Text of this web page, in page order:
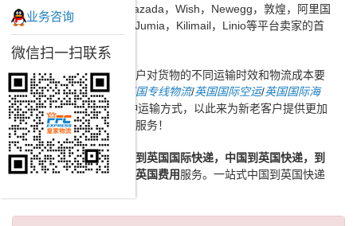
业，ebay，速卖通，Lazada，Wish，Newegg，敦煌，阿里国
际，亚马逊，Konga，Jumia，Kilimail，Linio等平台卖家的首
同时，为了方便广大客户对货物的不同运输时效和物流成本要
求，皇家物流特推出
英国专线物流/英国国际空运/英国国际海
运/英国FBA头程等多种运输方式，以此来为新老客户提供更加
完善的一站式国际物流服务！
优质快递到英国，中国到英国国际快递，中国到英国快递，到
英国快递价格，快递到英国费用服务。一站式中国到英国快递
业务咨询
微信扫一扫联系